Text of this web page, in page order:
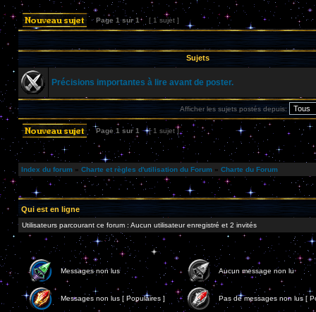
Page 1 sur 1 [ 1 sujet ]
Sujets
Précisions importantes à lire avant de poster.
Afficher les sujets postés depuis:
Page 1 sur 1 [ 1 sujet ]
Index du forum » Charte et règles d'utilisation du Forum » Charte du Forum
Qui est en ligne
Utilisateurs parcourant ce forum : Aucun utilisateur enregistré et 2 invités
Messages non lus Aucun message non lu
Messages non lus [ Populaires ] Pas de messages non lus [